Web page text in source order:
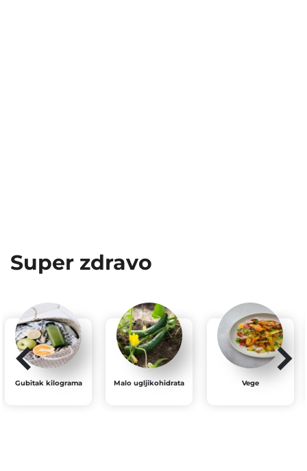
Super zdravo
Gubitak kilograma Malo ugljikohidrata Vege